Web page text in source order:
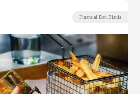
Finansial Dan Bisnis